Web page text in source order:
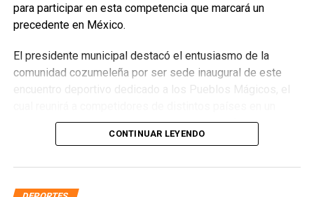
para participar en esta competencia que marcará un
precedente en México.
El presidente municipal destacó el entusiasmo de la
comunidad cozumeleña por ser sede inaugural de este
encuentro deportivo dedicado a los Pueblos Mágicos, el
entorno privilegiado por su belleza natural, infraestructura
y hospitalidad. Subrayó que este evento refuerza la visión
CONTINUAR LEYENDO